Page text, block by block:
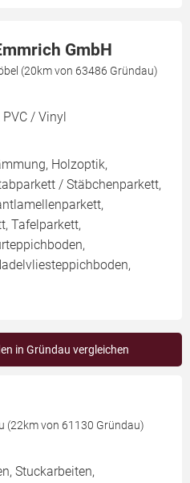
GmbH
(20km von 63486 Gründau)
/ Vinyl
Holzoptik,
/ Stäbchenparkett,
Tafelparkett,
in Gründau vergleichen
(22km von 61130 Gründau)
Stuckarbeiten,